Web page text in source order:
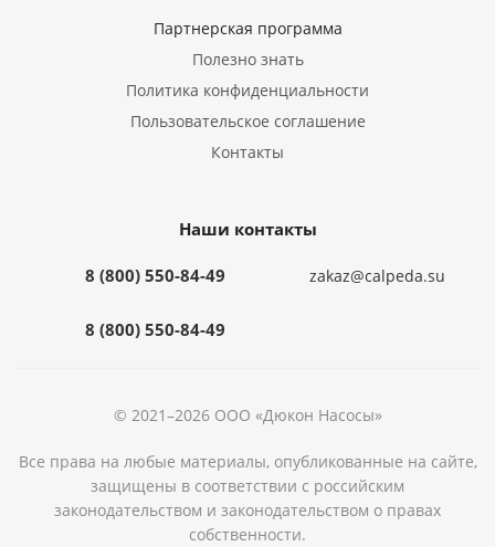
Партнерская программа
Полезно знать
Политика конфиденциальности
Пользовательское соглашение
Контакты
Наши контакты
8 (800) 550-84-49
8 (800) 550-84-49
zakaz@calpeda.su
© 2021–2026 ООО «Дюкон Насосы»
Все права на любые материалы, опубликованные на сайте,
защищены в соответствии с российским
законодательством и законодательством о правах
собственности.